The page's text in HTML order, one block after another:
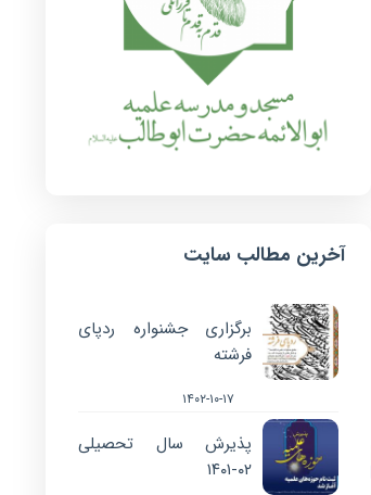
آخرین مطالب سایت
برگزاری جشنواره ردپای
فرشته
۱۴۰۲-۱۰-۱۷
پذیرش سال تحصیلی
۰۲-۱۴۰۱